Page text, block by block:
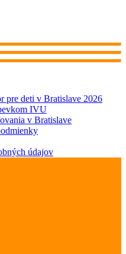
pre deti v Bratislave 2026
IVU
v Bratislave
údajov